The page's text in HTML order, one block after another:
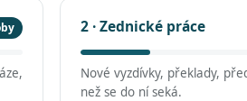
2 · Zednické práce
Nové vyzdívky, překlady,
než se do ní seká.